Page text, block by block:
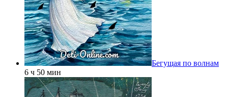
Бегущая по волнам
6 ч 50 мин